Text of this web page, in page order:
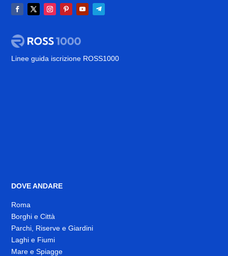
Linee guida iscrizione ROSS1000
DOVE ANDARE
Roma
Borghi e Città
Parchi, Riserve e Giardini
Laghi e Fiumi
Mare e Spiagge